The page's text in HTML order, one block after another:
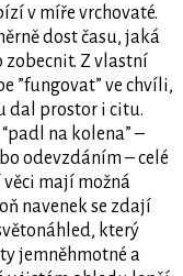
v míře vrchovaté.
dost času, jaká
Z vlastní
”fungovat” ve chvíli,
dal prostor i citu.
na kolena” –
odevzdáním – celé
mají možná
navenek se zdají
který
jemněhmotné a